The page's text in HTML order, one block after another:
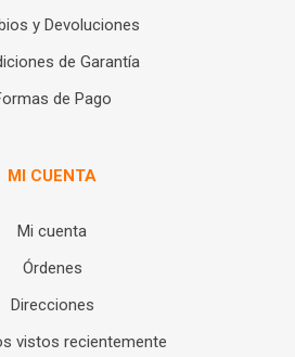
y Devoluciones
de Garantía
de Pago
MI CUENTA
Mi cuenta
Órdenes
Direcciones
vistos recientemente